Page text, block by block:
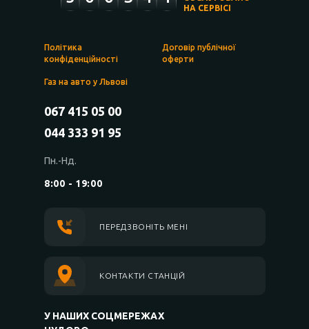
НА СЕРВІСІ
Політика
конфіденційності
Договір публічної
оферти
Газ на авто у Львові
067 415 05 00
044 333 91 95
Пн.-Нд.
8:00 - 19:00
ПЕРЕДЗВОНІТЬ МЕНІ
КОНТАКТИ СТАНЦІЙ
У НАШИХ СОЦМЕРЕЖАХ